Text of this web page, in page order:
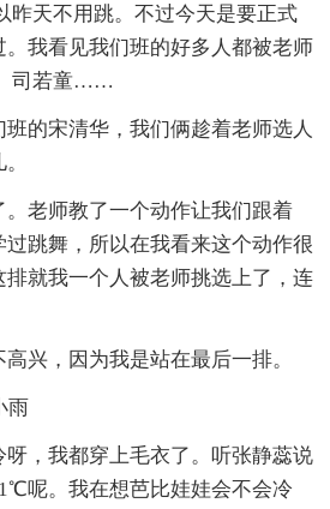
昨天不用跳。不过今天是要正式
我看见我们班的好多人都被老师
司若童……
的宋清华，我们俩趁着老师选人
老师教了一个动作让我们跟着
跳舞，所以在我看来这个动作很
就我一个人被老师挑选上了，连
兴，因为我是站在最后一排。
雨
，我都穿上毛衣了。听张静蕊说
呢。我在想芭比娃娃会不会冷